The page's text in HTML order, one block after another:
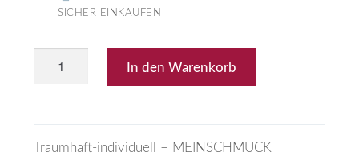
SICHER EINKAUFEN
In den Warenkorb
Traumhaft-individuell – MEINSCHMUCK